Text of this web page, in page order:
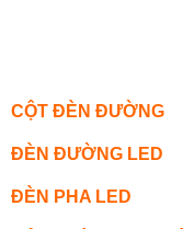
CỘT ĐÈN ĐƯỜNG
ĐÈN ĐƯỜNG LED
ĐÈN PHA LED